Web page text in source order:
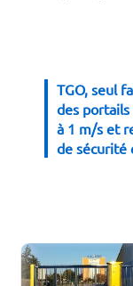
TGO, seul
des
à 1 m/s et
de sécurité